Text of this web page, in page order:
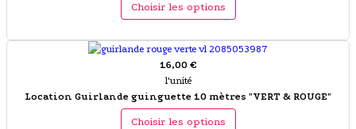
Choisir les options
16,00 €
l'unité
Location Guirlande guinguette 10 mètres "VERT & ROUGE"
Choisir les options